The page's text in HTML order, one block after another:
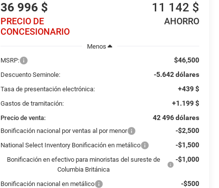
36 996 $
PRECIO DE
CONCESIONARIO
11 142 $
AHORRO
Menos
MSRP:
$46,500
Descuento Seminole: -5.642 dólares
Tasa de presentación electrónica: +439 $
Gastos de tramitación: +1.199 $
Precio de venta: 42 496 dólares
Bonificación nacional por ventas al por menor -$2,500
National Select Inventory Bonificación en metálico -$1,500
Bonificación en efectivo para minoristas del sureste de
Columbia Británica
-$1,000
Bonificación nacional en metálico -$500